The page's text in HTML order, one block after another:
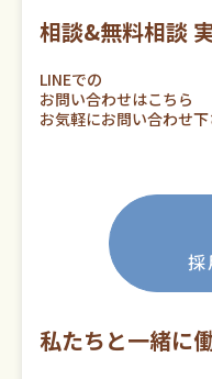
相談&無料相談
LINEでの
お問い合わせはこちら
お気軽にお問い合わせ下
採
私たちと一緒に